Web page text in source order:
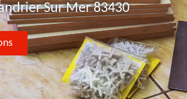
Sur Mer 83430